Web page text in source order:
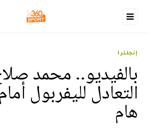
إنجلترا
بالفيديو.. محمد
التعادل لليفربول
هام